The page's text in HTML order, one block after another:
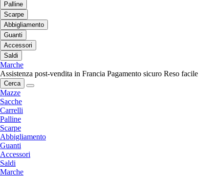
Palline
Scarpe
Abbigliamento
Guanti
Accessori
Saldi
Marche
Assistenza post-vendita in Francia Pagamento sicuro Reso facile
Cerca
Mazze
Sacche
Carrelli
Palline
Scarpe
Abbigliamento
Guanti
Accessori
Saldi
Marche